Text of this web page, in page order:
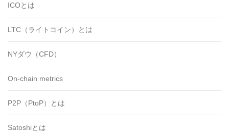
ICOとは
LTC（ライトコイン）とは
NYダウ（CFD）
On-chain metrics
P2P（PtoP）とは
Satoshiとは